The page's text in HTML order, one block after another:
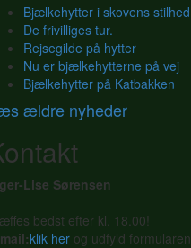
Bjælkehytter i skovens stilhed
De frivilliges tur.
Rejsegilde på hytter
Nu er bjælkehytterne på vej
Bjælkehytter på Katbakken
ældre nyheder
Lise Sørensen
bedst efter kl. 18.00!
klik her og udfyld formularen